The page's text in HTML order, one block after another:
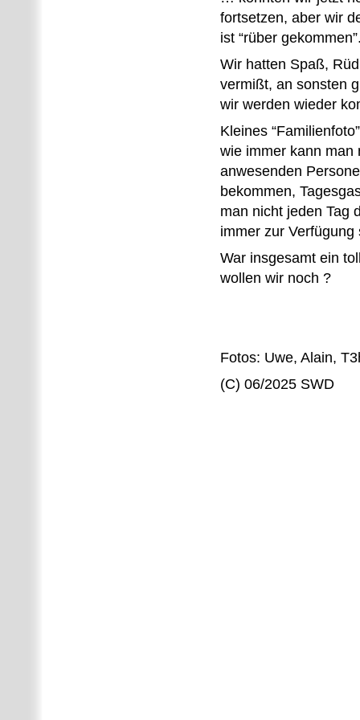
fortsetzen, aber wir
ist “rüber
Wir hatten Spaß,
vermißt, an sonsten
wir werden wieder
Kleines
wie immer kann man
anwesenden
bekommen,
man nicht jeden Tag
immer zur Verfügung
War insgesamt ein
wollen wir noch ?
Fotos: Uwe, Alain,
(C) 06/2025 SWD